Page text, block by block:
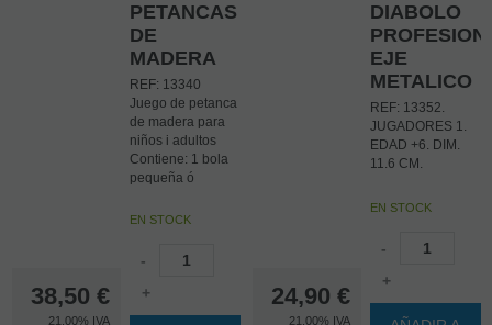
38,50 €
21.00% IVA
PETANCAS
DE
MADERA
REF: 13340
Juego de petanca
de madera para
niños i adultos
Contiene: 1 bola
pequeña ó
madera de 6,8
1 bolsa de ropa
La petanca es un
EN STOCK
-
+
24,90 €
21.00% IVA
DIABOLO
EJE
METALICO
REF: 13352.
JUGADORES 1.
EDAD +6. DIM.
11.6 CM.
EN STOCK
-
+